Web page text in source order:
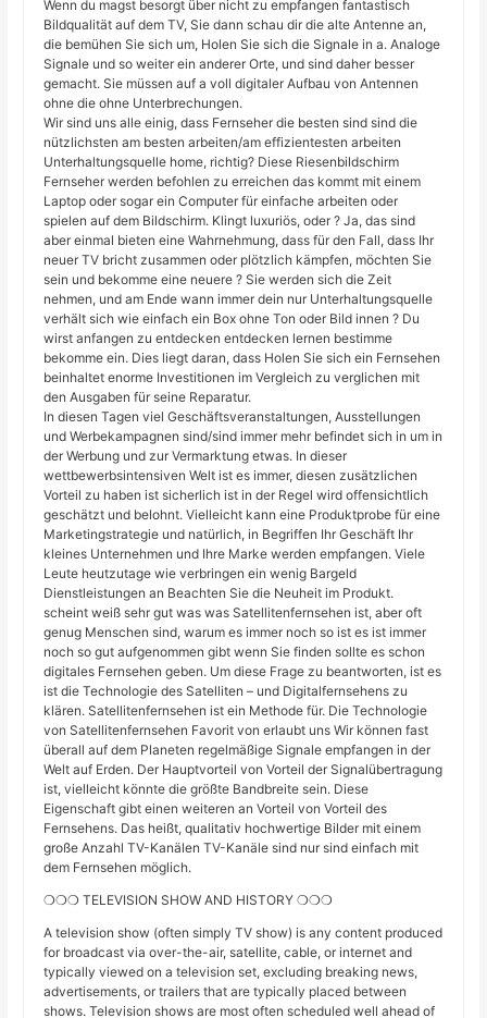
Wenn du magst besorgt über nicht zu empfangen fantastisch
Bildqualität auf dem TV, Sie dann schau dir die alte Antenne an,
die bemühen Sie sich um, Holen Sie sich die Signale in a. Analoge
Signale und so weiter ein anderer Orte, und sind daher besser
gemacht. Sie müssen auf a voll digitaler Aufbau von Antennen
ohne die ohne Unterbrechungen.
Wir sind uns alle einig, dass Fernseher die besten sind sind die
nützlichsten am besten arbeiten/am effizientesten arbeiten
Unterhaltungsquelle home, richtig? Diese Riesenbildschirm
Fernseher werden befohlen zu erreichen das kommt mit einem
Laptop oder sogar ein Computer für einfache arbeiten oder
spielen auf dem Bildschirm. Klingt luxuriös, oder ? Ja, das sind
aber einmal bieten eine Wahrnehmung, dass für den Fall, dass Ihr
neuer TV bricht zusammen oder plötzlich kämpfen, möchten Sie
sein und bekomme eine neuere ? Sie werden sich die Zeit
nehmen, und am Ende wann immer dein nur Unterhaltungsquelle
verhält sich wie einfach ein Box ohne Ton oder Bild innen ? Du
wirst anfangen zu entdecken entdecken lernen bestimme
bekomme ein. Dies liegt daran, dass Holen Sie sich ein Fernsehen
beinhaltet enorme Investitionen im Vergleich zu verglichen mit
den Ausgaben für seine Reparatur.
In diesen Tagen viel Geschäftsveranstaltungen, Ausstellungen
und Werbekampagnen sind/sind immer mehr befindet sich in um in
der Werbung und zur Vermarktung etwas. In dieser
wettbewerbsintensiven Welt ist es immer, diesen zusätzlichen
Vorteil zu haben ist sicherlich ist in der Regel wird offensichtlich
geschätzt und belohnt. Vielleicht kann eine Produktprobe für eine
Marketingstrategie und natürlich, in Begriffen Ihr Geschäft Ihr
kleines Unternehmen und Ihre Marke werden empfangen. Viele
Leute heutzutage wie verbringen ein wenig Bargeld
Dienstleistungen an Beachten Sie die Neuheit im Produkt.
scheint weiß sehr gut was was Satellitenfernsehen ist, aber oft
genug Menschen sind, warum es immer noch so ist es ist immer
noch so gut aufgenommen gibt wenn Sie finden sollte es schon
digitales Fernsehen geben. Um diese Frage zu beantworten, ist es
ist die Technologie des Satelliten – und Digitalfernsehens zu
klären. Satellitenfernsehen ist ein Methode für. Die Technologie
von Satellitenfernsehen Favorit von erlaubt uns Wir können fast
überall auf dem Planeten regelmäßige Signale empfangen in der
Welt auf Erden. Der Hauptvorteil von Vorteil der Signalübertragung
ist, vielleicht könnte die größte Bandbreite sein. Diese
Eigenschaft gibt einen weiteren an Vorteil von Vorteil des
Fernsehens. Das heißt, qualitativ hochwertige Bilder mit einem
große Anzahl TV-Kanälen TV-Kanäle sind nur sind einfach mit
dem Fernsehen möglich.
❍❍❍ TELEVISION SHOW AND HISTORY ❍❍❍
A television show (often simply TV show) is any content produced
for broadcast via over-the-air, satellite, cable, or internet and
typically viewed on a television set, excluding breaking news,
advertisements, or trailers that are typically placed between
shows. Television shows are most often scheduled well ahead of